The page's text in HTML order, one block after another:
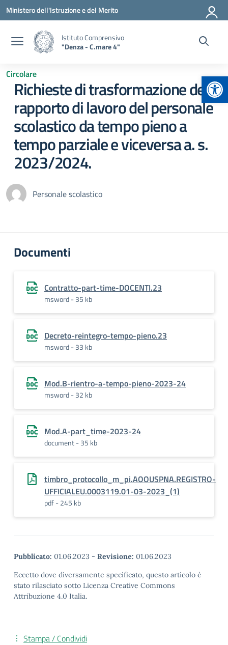
Vai ai contenuti
Vai al menu di navigazione
Vai al footer
Ministero dell'Istruzione e del Merito
Istituto Comprensivo
"Denza - C.mare 4"
Circolare
Richieste di trasformazione del
rapporto di lavoro del personale
scolastico da tempo pieno a
tempo parziale e viceversa a. s.
2023/2024.
Personale scolastico
Documenti
Contratto-part-time-DOCENTI.23
msword - 35 kb
Decreto-reintegro-tempo-pieno.23
msword - 33 kb
Mod.B-rientro-a-tempo-pieno-2023-24
msword - 32 kb
Mod.A-part_time-2023-24
document - 35 kb
timbro_protocollo_m_pi.AOOUSPNA.REGISTRO-
UFFICIALEU.0003119.01-03-2023_(1)
pdf - 245 kb
Pubblicato: 01.06.2023 - Revisione: 01.06.2023
Eccetto dove diversamente specificato, questo articolo è
stato rilasciato sotto Licenza Creative Commons
Attribuzione 4.0 Italia.
Stampa / Condividi